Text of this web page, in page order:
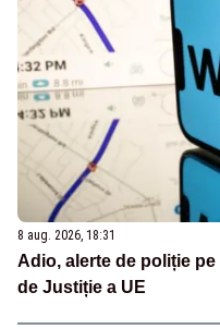
8 aug. 2026, 18:31
Adio, alerte de poliție
de Justiție a UE